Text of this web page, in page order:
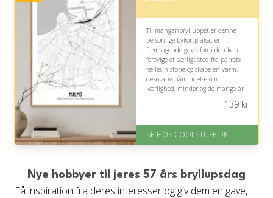
Til manganbrylluppet er denne
personlige bykortplakat en
fremragende gave, fordi den kan
forevige et særligt sted fra parrets
fælles historie og skabe en varm,
dekorativ påmindelse om
kærlighed, minder og de mange år
På lager
Levering: Standard leveringstid
på 4.5 ud af 5
139kr
SE HOS COOLSTUFF.DK
Nye hobbyer til jeres 57 års bryllupsdag
Få inspiration fra deres interesser og giv dem en gave,